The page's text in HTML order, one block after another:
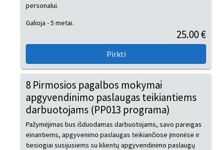
personalui.
Galioja - 5 metai.
25.00 €
8 Pirmosios pagalbos mokymai
apgyvendinimo paslaugas teikiantiems
darbuotojams (PP013 programa)
Pažymėjimas bus išduodamas darbuotojams, savo pareigas
einantiems, apgyvenimo paslaugas teikiančiose įmonėse ir
tiesiogiai susijusiems su klientų apgyvendinimo paslaugų